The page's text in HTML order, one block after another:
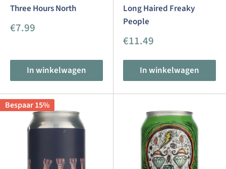
Three Hours North
Aanbiedingsprijs
€7.99
In winkelwagen
Long Haired Freaky
People
Aanbiedingsprijs
€11.49
In winkelwagen
Bespaar 15%